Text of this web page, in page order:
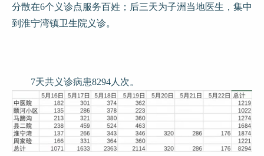
分散在6个义诊点服务百姓；后三天为子洲当地医生，集中
到淮宁湾镇卫生院义诊。
7天共义诊病患8294人次。